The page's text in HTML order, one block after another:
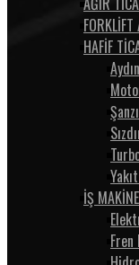
HAFİF
İŞ
Fren